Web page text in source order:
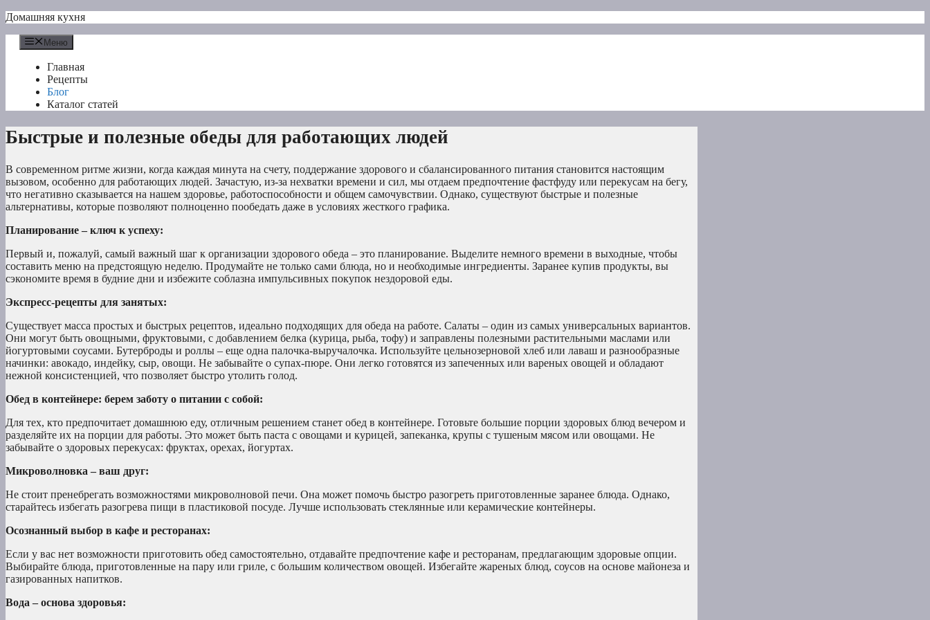
Перейти
содержимому
Домашняя кухня
Меню
Главная
Рецепты
Блог
Каталог статей
Быстрые и полезные обеды для работающих людей
В современном ритме жизни, когда каждая минута на счету, поддержание здорового и сбалансированного питания становится настоящим
вызовом, особенно для работающих людей. Зачастую, из-за нехватки времени и сил, мы отдаем предпочтение фастфуду или перекусам на бегу,
что негативно сказывается на нашем здоровье, работоспособности и общем самочувствии. Однако, существуют быстрые и полезные
альтернативы, которые позволяют полноценно пообедать даже в условиях жесткого графика.
Планирование – ключ к успеху:
Первый и, пожалуй, самый важный шаг к организации здорового обеда – это планирование. Выделите немного времени в выходные, чтобы
составить меню на предстоящую неделю. Продумайте не только сами блюда, но и необходимые ингредиенты. Заранее купив продукты, вы
сэкономите время в будние дни и избежите соблазна импульсивных покупок нездоровой еды.
Экспресс-рецепты для занятых:
Существует масса простых и быстрых рецептов, идеально подходящих для обеда на работе. Салаты – один из самых универсальных вариантов.
Они могут быть овощными, фруктовыми, с добавлением белка (курица, рыба, тофу) и заправлены полезными растительными маслами или
йогуртовыми соусами. Бутерброды и роллы – еще одна палочка-выручалочка. Используйте цельнозерновой хлеб или лаваш и разнообразные
начинки: авокадо, индейку, сыр, овощи. Не забывайте о супах-пюре. Они легко готовятся из запеченных или вареных овощей и обладают
нежной консистенцией, что позволяет быстро утолить голод.
Обед в контейнере: берем заботу о питании с собой:
Для тех, кто предпочитает домашнюю еду, отличным решением станет обед в контейнере. Готовьте большие порции здоровых блюд вечером и
разделяйте их на порции для работы. Это может быть паста с овощами и курицей, запеканка, крупы с тушеным мясом или овощами. Не
забывайте о здоровых перекусах: фруктах, орехах, йогуртах.
Микроволновка – ваш друг:
Не стоит пренебрегать возможностями микроволновой печи. Она может помочь быстро разогреть приготовленные заранее блюда. Однако,
старайтесь избегать разогрева пищи в пластиковой посуде. Лучше использовать стеклянные или керамические контейнеры.
Осознанный выбор в кафе и ресторанах:
Если у вас нет возможности приготовить обед самостоятельно, отдавайте предпочтение кафе и ресторанам, предлагающим здоровые опции.
Выбирайте блюда, приготовленные на пару или гриле, с большим количеством овощей. Избегайте жареных блюд, соусов на основе майонеза и
газированных напитков.
Вода – основа здоровья: